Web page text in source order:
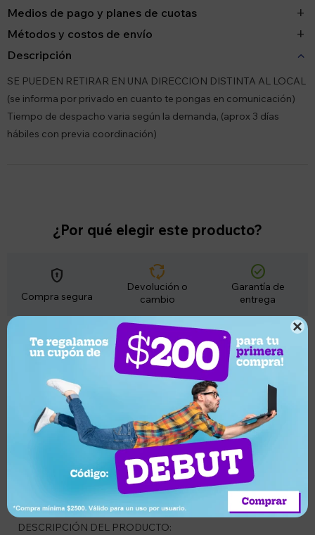

Medios de pago y planes de cuotas
Métodos y costos de envío
Descripción
SE PUEDEN RETIRAR EN UNA DIRECCION DISTINTA AL LOCAL
(se informa por privado en cuanto te pongas en comunicación)
Tiempo de despacho varia según la demanda, (aprox 3 días
hábiles con previa coordinación)
¿Por qué elegir este producto?
encrypted
Compra segura
cycle
Devolución o
cambio
check_circle
Garantía de
entrega
Descripción
LA PUERTA SE ENTREGA DESARMADA.
SE PUEDEN RETIRAR EN UNA DIRECCION DISTINTA AL
LOCAL (se informa por privado en cuanto te pongas en
comunicación) 3 DIAS HABILES POSTERIORES A LA
COORDINACION POR CHAT CON CONFIRMACION
Tiempo de despacho varia según la demanda, (aprox 3 días
hábiles con previa coordinación)
DESCRIPCIÓN DEL PRODUCTO: